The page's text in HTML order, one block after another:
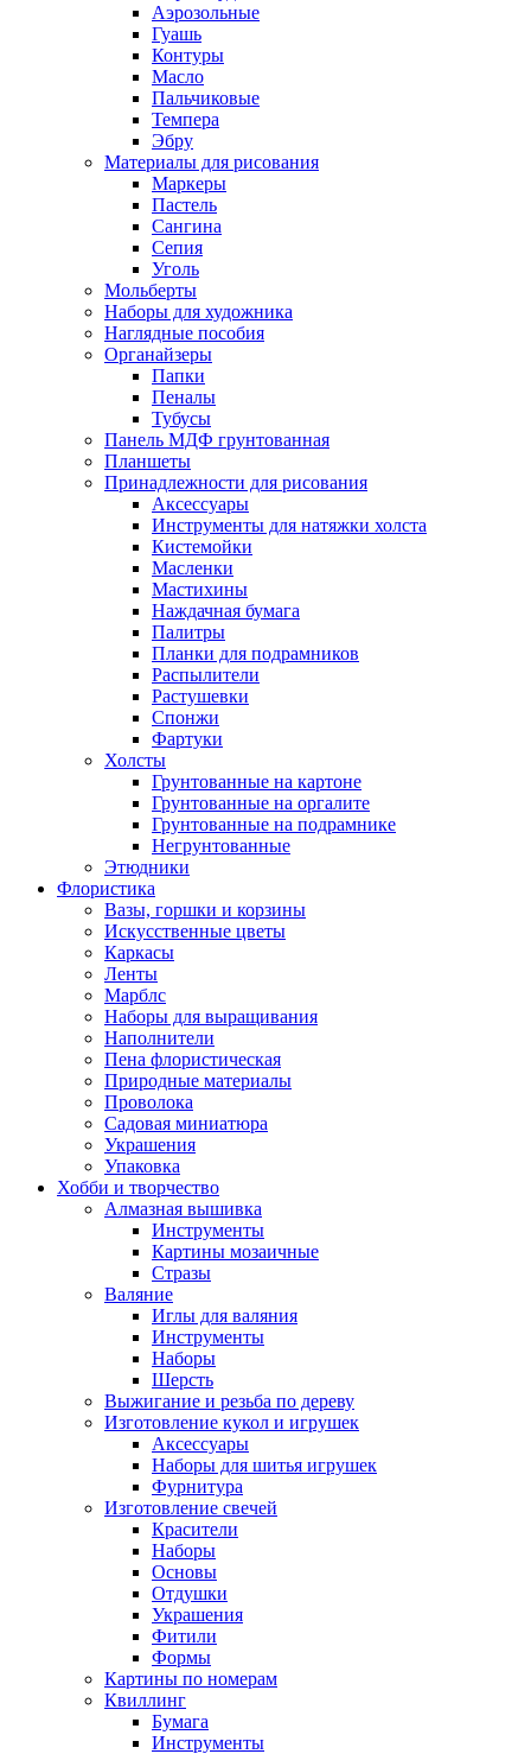
Аэрозольные
Гуашь
Контуры
Масло
Пальчиковые
Темпера
Эбру
Материалы для рисования
Маркеры
Пастель
Сангина
Сепия
Уголь
Мольберты
Наборы для художника
Наглядные пособия
Органайзеры
Папки
Пеналы
Тубусы
Панель МДФ грунтованная
Планшеты
Принадлежности для рисования
Аксессуары
Инструменты для натяжки холста
Кистемойки
Масленки
Мастихины
Наждачная бумага
Палитры
Планки для подрамников
Распылители
Растушевки
Спонжи
Фартуки
Холсты
Грунтованные на картоне
Грунтованные на оргалите
Грунтованные на подрамнике
Негрунтованные
Этюдники
Флористика
Вазы, горшки и корзины
Искусственные цветы
Каркасы
Ленты
Марблс
Наборы для выращивания
Наполнители
Пена флористическая
Природные материалы
Проволока
Садовая миниатюра
Украшения
Упаковка
Хобби и творчество
Алмазная вышивка
Инструменты
Картины мозаичные
Стразы
Валяние
Иглы для валяния
Инструменты
Наборы
Шерсть
Выжигание и резьба по дереву
Изготовление кукол и игрушек
Аксессуары
Наборы для шитья игрушек
Фурнитура
Изготовление свечей
Красители
Наборы
Основы
Отдушки
Украшения
Фитили
Формы
Картины по номерам
Квиллинг
Бумага
Инструменты